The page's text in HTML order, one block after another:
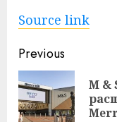
Source link
Continue
Reading
Previous
M &